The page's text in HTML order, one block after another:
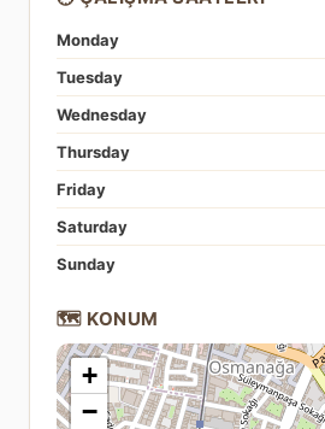
Monday
Tuesday
Wednesday
Thursday
Friday
Saturday
Sunday
🗺️ KONUM
+
−